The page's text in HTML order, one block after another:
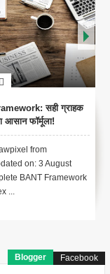
सही ग्राहक
आसान फॉर्मूला!
from
on: 3 August
BANT Framework
...
Blogger Facebook